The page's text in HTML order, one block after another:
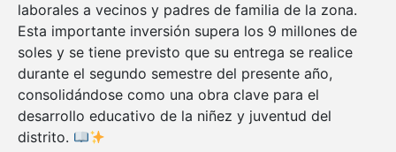
laborales a vecinos y padres de familia de la zona.
Esta importante inversión supera los 9 millones de
soles y se tiene previsto que su entrega se realice
durante el segundo semestre del presente año,
consolidándose como una obra clave para el
desarrollo educativo de la niñez y juventud del
distrito.